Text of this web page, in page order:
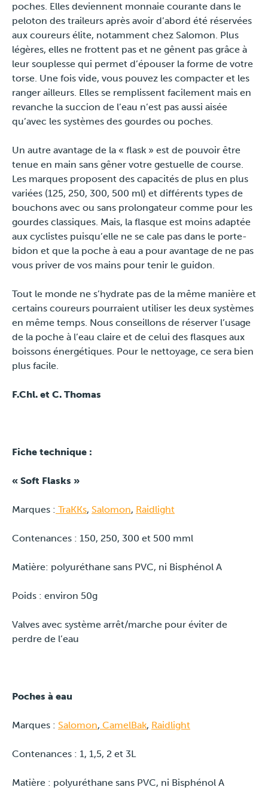
poches. Elles deviennent monnaie courante dans le
peloton des traileurs après avoir d’abord été réservées
aux coureurs élite, notamment chez Salomon. Plus
légères, elles ne frottent pas et ne gênent pas grâce à
leur souplesse qui permet d’épouser la forme de votre
torse. Une fois vide, vous pouvez les compacter et les
ranger ailleurs. Elles se remplissent facilement mais en
revanche la succion de l’eau n’est pas aussi aisée
qu’avec les systèmes des gourdes ou poches.
Un autre avantage de la « flask » est de pouvoir être
tenue en main sans gêner votre gestuelle de course.
Les marques proposent des capacités de plus en plus
variées (125, 250, 300, 500 ml) et différents types de
bouchons avec ou sans prolongateur comme pour les
gourdes classiques. Mais, la flasque est moins adaptée
aux cyclistes puisqu’elle ne se cale pas dans le porte-
bidon et que la poche à eau a pour avantage de ne pas
vous priver de vos mains pour tenir le guidon.
Tout le monde ne s’hydrate pas de la même manière et
certains coureurs pourraient utiliser les deux systèmes
en même temps. Nous conseillons de réserver l’usage
de la poche à l’eau claire et de celui des flasques aux
boissons énergétiques. Pour le nettoyage, ce sera bien
plus facile.
F.Chl. et C. Thomas
Fiche technique :
« Soft Flasks »
Marques : TraKKs, Salomon, Raidlight
Contenances : 150, 250, 300 et 500 mml
Matière: polyuréthane sans PVC, ni Bisphénol A
Poids : environ 50g
Valves avec système arrêt/marche pour éviter de
perdre de l’eau
Poches à eau
Marques : Salomon, CamelBak, Raidlight
Contenances : 1, 1,5, 2 et 3L
Matière : polyuréthane sans PVC, ni Bisphénol A